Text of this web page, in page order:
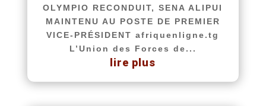
OLYMPIO RECONDUIT, SENA ALIPUI
MAINTENU AU POSTE DE PREMIER
VICE-PRÉSIDENT afriquenligne.tg
L’Union des Forces de...
lire plus